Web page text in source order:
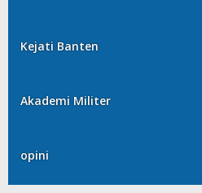
Kejati Banten
Akademi Militer
opini